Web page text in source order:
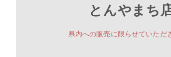
とんやまち
県内への販売に限らせていただ